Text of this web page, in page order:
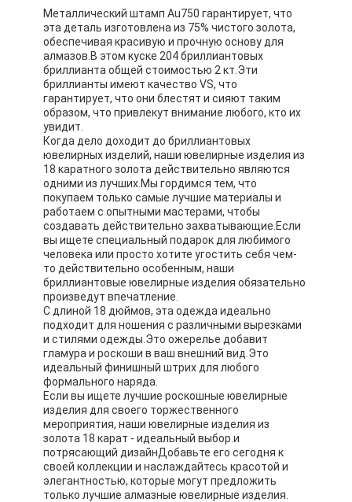
Металлический штамп Au750 гарантирует, что
эта деталь изготовлена из 75% чистого золота,
обеспечивая красивую и прочную основу для
алмазов.В этом куске 204 бриллиантовых
бриллианта общей стоимостью 2 кт.Эти
бриллианты имеют качество VS, что
гарантирует, что они блестят и сияют таким
образом, что привлекут внимание любого, кто их
увидит.
Когда дело доходит до бриллиантовых
ювелирных изделий, наши ювелирные изделия из
18 каратного золота действительно являются
одними из лучших.Мы гордимся тем, что
покупаем только самые лучшие материалы и
работаем с опытными мастерами, чтобы
создавать действительно захватывающие.Если
вы ищете специальный подарок для любимого
человека или просто хотите угостить себя чем-
то действительно особенным, наши
бриллиантовые ювелирные изделия обязательно
произведут впечатление.
С длиной 18 дюймов, эта одежда идеально
подходит для ношения с различными вырезками
и стилями одежды.Это ожерелье добавит
гламура и роскоши в ваш внешний вид.Это
идеальный финишный штрих для любого
формального наряда.
Если вы ищете лучшие роскошные ювелирные
изделия для своего торжественного
мероприятия, наши ювелирные изделия из
золота 18 карат - идеальный выбор.и
потрясающий дизайнДобавьте его сегодня к
своей коллекции и наслаждайтесь красотой и
элегантностью, которые могут предложить
только лучшие алмазные ювелирные изделия.